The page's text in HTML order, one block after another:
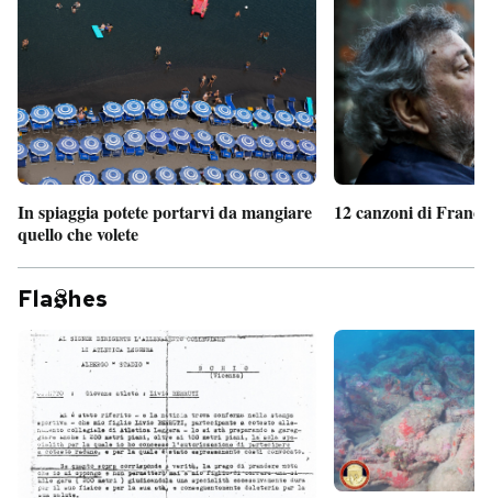
In spiaggia potete portarvi da mangiare
quello che volete
12 canzoni di
Fla hes